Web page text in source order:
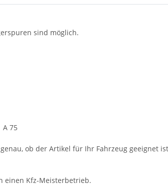
sind möglich.
75
ob der Artikel für Ihr Fahrzeug geeignet
einen Kfz-Meisterbetrieb.